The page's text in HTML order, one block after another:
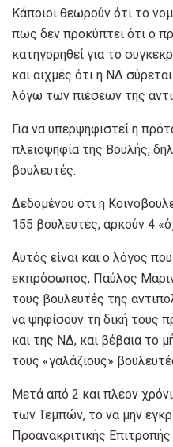
Κάποιοι θεωρούν ότι το
πως δεν προκύπτει ότι ο
κατηγορηθεί για το
και αιχμές ότι η ΝΔ
λόγω των πιέσεων της
Για να υπερψηφιστεί η
πλειοψηφία της Βουλής,
βουλευτές.
Δεδομένου ότι η
155 βουλευτές, αρκούν 4
Αυτός είναι και ο λόγος
εκπρόσωπος, Παύλος
τους βουλευτές της
να ψηφίσουν τη δική τους
και της ΝΔ, και βέβαια το
τους «γαλάζιους»
Μετά από 2 και πλέον
των Τεμπών, το να μην
Προανακριτικής